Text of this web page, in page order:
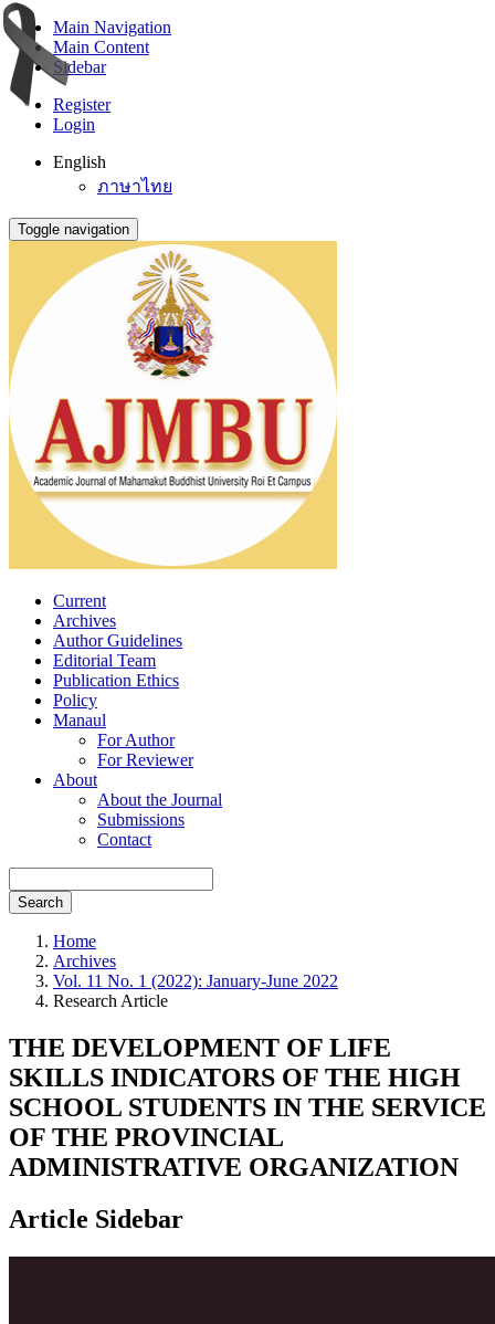
Main Navigation
Main Content
Sidebar
Register
Login
English
ภาษาไทย
Toggle navigation
Current
Archives
Author Guidelines
Editorial Team
Publication Ethics
Policy
Manaul
For Author
For Reviewer
About
About the Journal
Submissions
Contact
Search
Home
Archives
Vol. 11 No. 1 (2022): January-June 2022
Research Article
THE DEVELOPMENT OF LIFE
SKILLS INDICATORS OF THE HIGH
SCHOOL STUDENTS IN THE SERVICE
OF THE PROVINCIAL
ADMINISTRATIVE ORGANIZATION
Article Sidebar